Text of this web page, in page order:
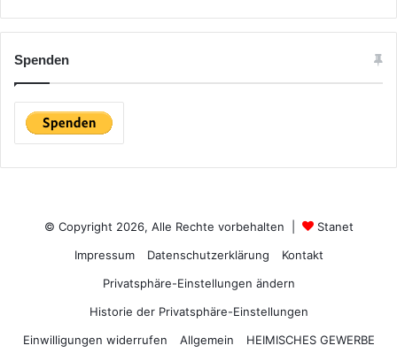
Spenden
© Copyright 2026, Alle Rechte vorbehalten |
Stanet
Impressum
Datenschutzerklärung
Kontakt
Privatsphäre-Einstellungen ändern
Historie der Privatsphäre-Einstellungen
Einwilligungen widerrufen
Allgemein HEIMISCHES GEWERBE